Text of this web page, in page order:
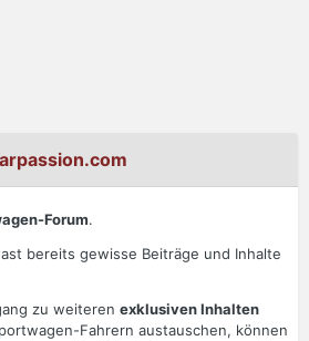
Forum.
bereits gewisse Beiträge und Inhalte
zu weiteren exklusiven Inhalten
Fahrern austauschen, können